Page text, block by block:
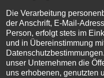
Die Verarbeitung
der Anschrift, E-Mail-
Person, erfolgt stets im
und in Übereinstimmung
unser Unternehmen die
uns erhobenen, genutzten